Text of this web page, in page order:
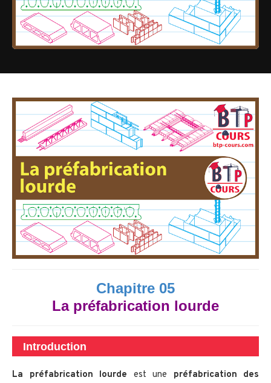
Chapitre 05
La préfabrication lourde
Introduction
La préfabrication lourde est une préfabrication des